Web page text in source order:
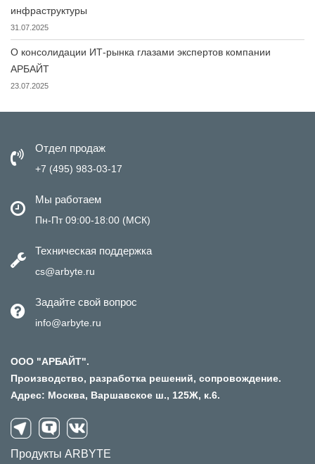
инфраструктуры
31.07.2025
О консолидации ИТ-рынка глазами экспертов компании
АРБАЙТ
23.07.2025
Отдел продаж
+7 (495) 983-03-17
Мы работаем
Пн-Пт 09:00-18:00 (МСК)
Техническая поддержка
cs@arbyte.ru
Задайте свой вопрос
info@arbyte.ru
ООО "АРБАЙТ".
Производство, разработка решений, сопровождение.
Адрес: Москва, Варшавское ш., 125Ж, к.6.
Продукты ARBYTE